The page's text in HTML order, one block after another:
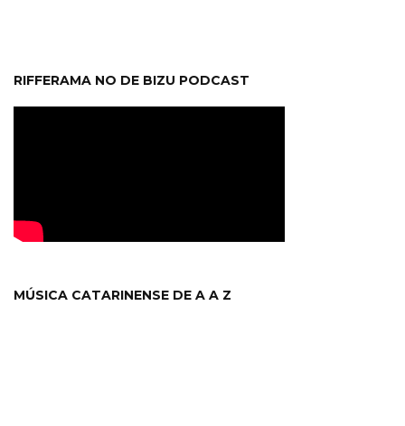
RIFFERAMA NO DE BIZU PODCAST
MÚSICA CATARINENSE DE A A Z